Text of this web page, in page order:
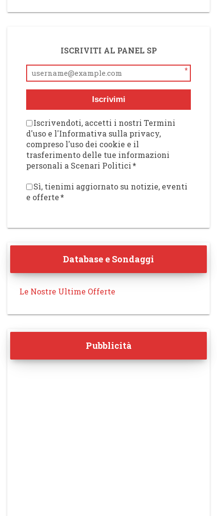
ISCRIVITI AL PANEL SP
*
Iscrivimi
Iscrivendoti, accetti i nostri Termini
d'uso e l'Informativa sulla privacy,
compreso l'uso dei cookie e il
trasferimento delle tue informazioni
personali a Scenari Politici*
Sì, tienimi aggiornato su notizie, eventi
e offerte*
Database e Sondaggi
Le Nostre Ultime Offerte
Pubblicità